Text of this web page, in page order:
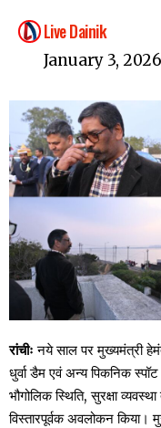
Live Dainik
January 3, 2026
रांचीः नये साल पर मुख्यमंत्री
धुर्वा डैम एवं अन्य पिकनिक स्पॉट
भौगोलिक स्थिति, सुरक्षा
विस्तारपूर्वक अवलोकन किया।